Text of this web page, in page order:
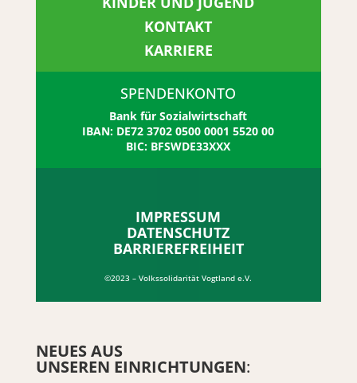
KONTAKT
KARRIERE
SPENDENKONTO
Bank für Sozialwirtschaft
IBAN: DE72 3702 0500 0001 5520 00
BIC: BFSWDE33XXX
IMPRESSUM
DATENSCHUTZ
BARRIEREFREIHEIT
©2023 – Volkssolidarität Vogtland e.V.
NEUES AUS
UNSEREN EINRICHTUNGEN: